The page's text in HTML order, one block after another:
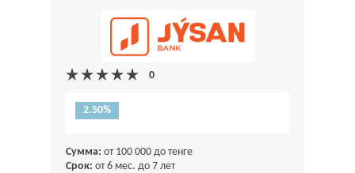
2.50%
Сумма: от 100 000 до тенге
Срок: от 6 мес. до 7 лет